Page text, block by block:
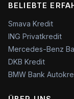
BELIEBTE
Smava Kredit
ING Privatkredit
Mercedes-Benz
DKB Kredit
BMW Bank